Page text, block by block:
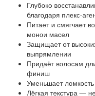
Глубоко
благодаря
Питает и смягчает
монои масел
Защищает от
выпрямлении
Придаёт волосам
финиш
Уменьшает
Лёгкая текстура —